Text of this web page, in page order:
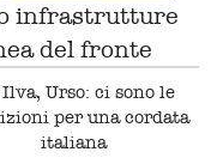
infrastrutture
del fronte
Urso: ci sono le
per una cordata
italiana